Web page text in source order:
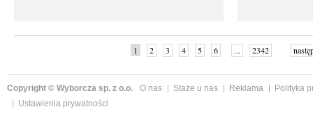
1 2 3 4 5 6 ... 2342
Copyright © Wyborcza sp. z o.o. O nas Staże u nas Reklama
Polityka
Ustawienia prywatności